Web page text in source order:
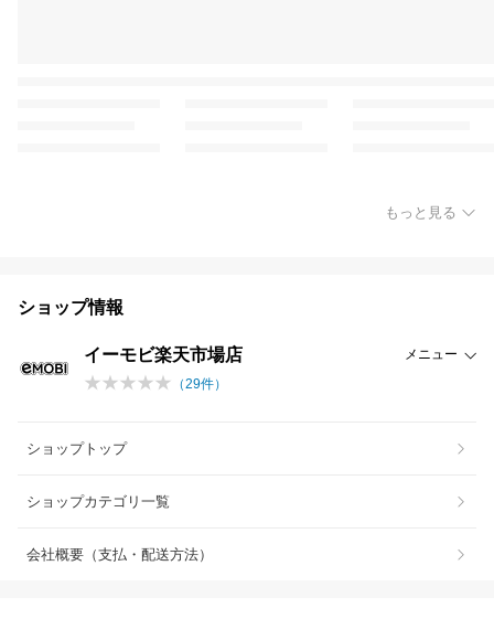
もっと見る
ショップ情報
イーモビ楽天市場店
メニュー
（29件）
ショップトップ
ショップカテゴリ一覧
会社概要（支払・配送方法）